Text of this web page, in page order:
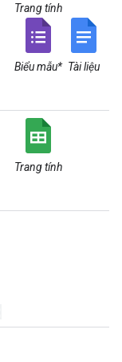
Trang tính
Biểu mẫu* Tài liệu
Trang tính